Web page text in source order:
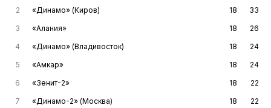
2
«Динамо» (Киров) 18
33
3
«Алания» 18
26
4
«Динамо» (Владивосток) 18
24
5
«Амкар» 18
24
6
«Зенит-2» 18
22
7
«Динамо-2» (Москва) 18
22